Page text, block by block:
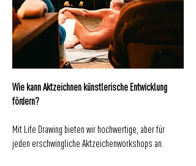
Wie kann Aktzeichnen künstlerische Entwicklung
fördern?
Mit Life Drawing bieten wir hochwertige, aber für
jeden erschwingliche Aktzeichenworkshops an.